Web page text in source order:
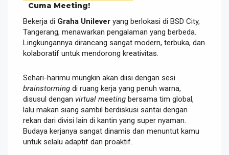
Cuma Meeting!
Bekerja di Graha Unilever yang berlokasi di BSD City,
Tangerang, menawarkan pengalaman yang berbeda.
Lingkungannya dirancang sangat modern, terbuka, dan
kolaboratif untuk mendorong kreativitas.
Sehari-harimu mungkin akan diisi dengan sesi
brainstorming di ruang kerja yang penuh warna,
disusul dengan virtual meeting bersama tim global,
lalu makan siang sambil berdiskusi santai dengan
rekan dari divisi lain di kantin yang super nyaman.
Budaya kerjanya sangat dinamis dan menuntut kamu
untuk selalu adaptif dan proaktif.